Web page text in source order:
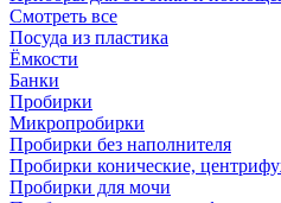
Смотреть все
Посуда из пластика
Ёмкости
Банки
Пробирки
Микропробирки
Пробирки без наполнителя
Пробирки конические,
Пробирки для мочи